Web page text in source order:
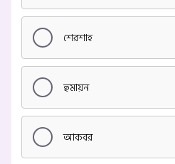
শেরশাহ
হুমায়ন
আকবর